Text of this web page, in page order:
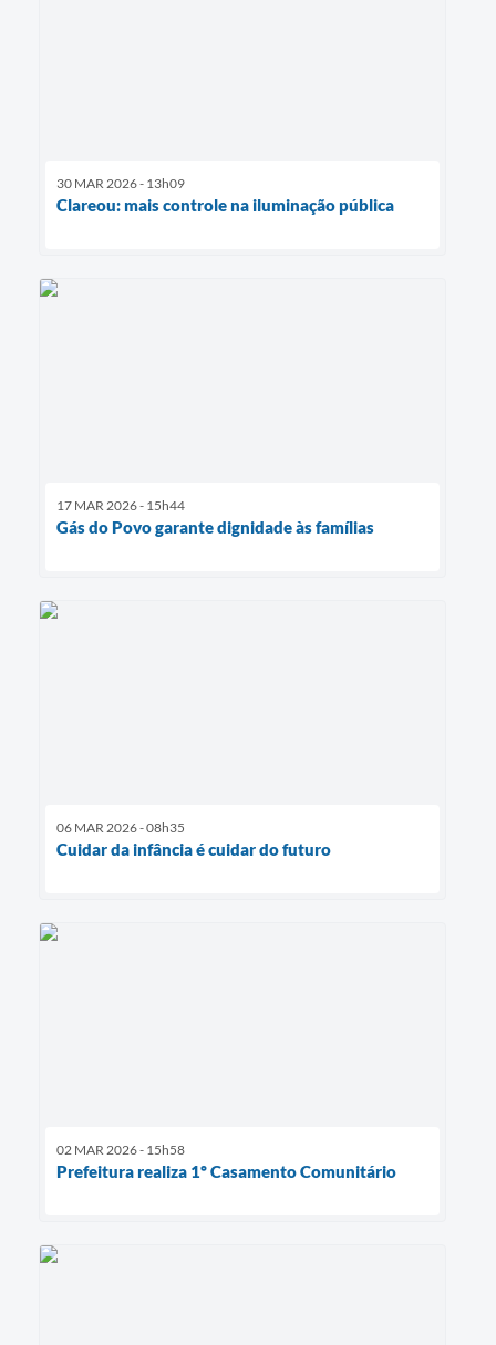
30 MAR 2026 - 13h09
Clareou: mais controle na iluminação pública
17 MAR 2026 - 15h44
Gás do Povo garante dignidade às famílias
06 MAR 2026 - 08h35
Cuidar da infância é cuidar do futuro
02 MAR 2026 - 15h58
Prefeitura realiza 1º Casamento Comunitário